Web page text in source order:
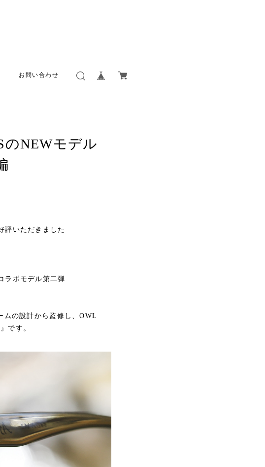
お問い合わせ
NEWモデル
評いただきました
ラボモデル第二弾
の設計から監修し、OWL
です。